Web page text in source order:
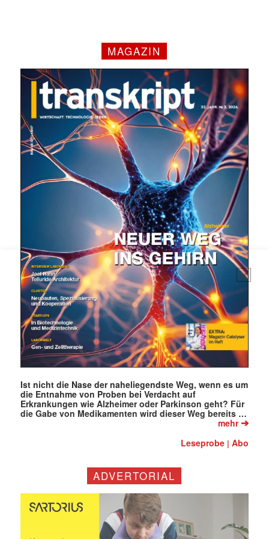
Mit dem |transkript-Newsletter
jede Woche aktuell informiert.
E-
Mail
(erforderlich)
MAGAZIN
Ist nicht die Nase der naheliegendste Weg, wenn es um
die Entnahme von Proben bei Verdacht auf
Erkrankungen wie Alzheimer oder Parkinson geht? Für
die Gabe von Medikamenten wird dieser Weg bereits …
mehr➔
Leseprobe |Abo
ADVERTORIAL